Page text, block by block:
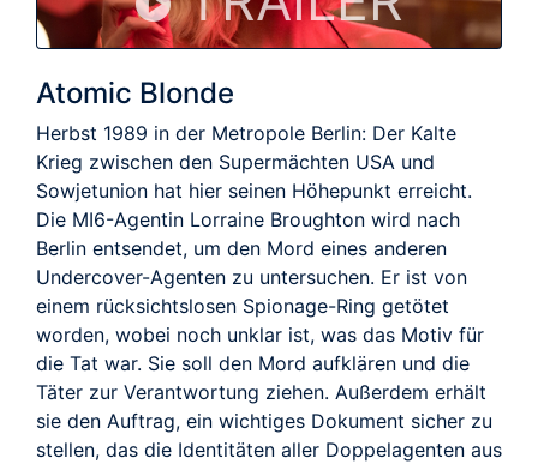
Atomic Blonde
Herbst 1989 in der Metropole Berlin: Der Kalte
Krieg zwischen den Supermächten USA und
Sowjetunion hat hier seinen Höhepunkt erreicht.
Die MI6-Agentin Lorraine Broughton wird nach
Berlin entsendet, um den Mord eines anderen
Undercover-Agenten zu untersuchen. Er ist von
einem rücksichtslosen Spionage-Ring getötet
worden, wobei noch unklar ist, was das Motiv für
die Tat war. Sie soll den Mord aufklären und die
Täter zur Verantwortung ziehen. Außerdem erhält
sie den Auftrag, ein wichtiges Dokument sicher zu
stellen, das die Identitäten aller Doppelagenten aus